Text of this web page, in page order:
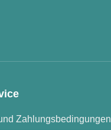
Zahlungsbedingungen